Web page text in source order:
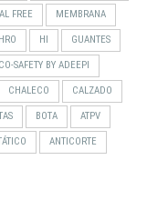
FREE MEMBRANA
HRO HI GUANTES
SAFETY BY ADEEPI
CHALECO CALZADO
BOTA ATPV
ANTICORTE